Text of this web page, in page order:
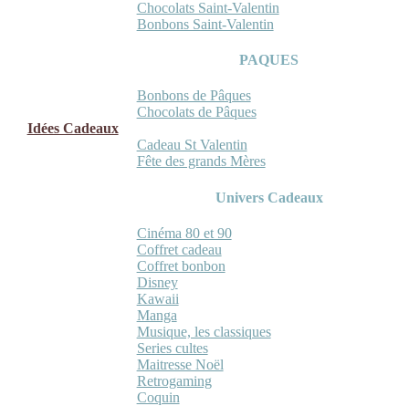
Chocolats Saint-Valentin
Bonbons Saint-Valentin
PAQUES
Bonbons de Pâques
Chocolats de Pâques
Idées Cadeaux
Cadeau St Valentin
Fête des grands Mères
Univers Cadeaux
Cinéma 80 et 90
Coffret cadeau
Coffret bonbon
Disney
Kawaii
Manga
Musique, les classiques
Series cultes
Maitresse Noël
Retrogaming
Coquin